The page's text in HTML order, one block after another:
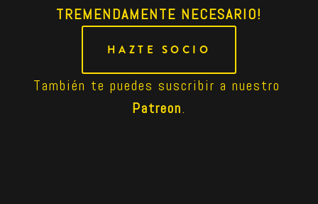
TREMENDAMENTE NECESARIO!
HAZTE SOCIO
Patreon.